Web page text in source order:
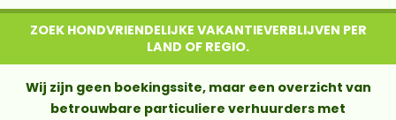
ZOEK HONDVRIENDELIJKE VAKANTIEVERBLIJVEN PER
LAND OF REGIO.
Wij zijn geen boekingssite, maar een overzicht van
betrouwbare particuliere verhuurders met